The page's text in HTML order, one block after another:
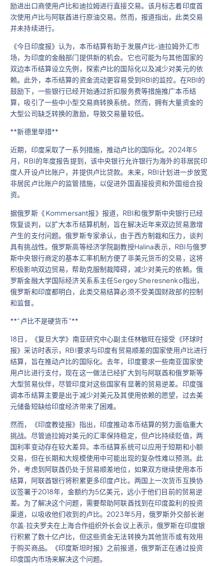
励进出口商使用卢比和迪拉姆进行直接交易。该月标志着印度首
次使用卢比与阿联酋进行原油交易。然而，报道指出，此类交易
并未持续进行。
《今日印度报》认为，本币结算有助于发展卢比-迪拉姆外汇市
场，为印度的金融部门提供新的机会。它也可能为与其他国家的
双边本币结算设立先例，探索卢比的国际化以及减少对美元的依
赖。此外，本币结算的资金流动更容易受到RBI的监控。在RBI的
鼓励下，一些银行已经开始通过折扣服务费等措施推广本币结
算，吸引了一些中小型交易商转换系统。然而，拥有大量资金的
大型公司缺乏转换的激励，导致交易量较低。
**新德里举措**
近期，印度采取了一系列措施，推动卢比的国际化。2024年5
月，RBI的年度报告提到，该中央银行允许银行为海外的非居民印
度人开设卢比账户，并提供卢比贷款。未来，RBI计划进一步放宽
非居民卢比账户的监管措施，以促进外国直接投资和外国组合投
资。
据俄罗斯《 Kommersant报》报道，RBI和俄罗斯中央银行已经
恢复谈判，以扩大本币结算机制，旨在解决近年来双边贸易激增
产生的支付问题。俄罗斯专家承认，由于西方制裁和压力，谈判
具有挑战性。俄罗斯高等经济学院副教授Halina表示，RBI与俄罗
斯中央银行商定的基本汇率机制方便了非美元货币的交易，这将
积极影响双边贸易，帮助克服制裁障碍，减少对美元的依赖。俄
罗斯金融大学国际经济关系系主任Sergey Sheresnenko指出，
俄罗斯和印度都明白，此类交易结算必须不受美国财政部的控制
和监督。
**“卢比不是硬货币”**
18日，《复旦大学》南亚研究中心副主任林敏旺在接受《环球时
报》采访时表示，RBI要求与印度有贸易顺差的国家使用卢比进行
结算，旨在推动卢比的国际化。去年，印度要求一些南亚国家使
用卢比进行支付，现在这一做法已经扩大到与阿联酋和俄罗斯等
大型贸易伙伴，尽管印度对这些国家有显著的贸易逆差。印度强
调本币结算主要是出于减少对美元及其使用依赖的愿望，过去美
元储备短缺给印度经济带来了困难。
然而，《印度教徒报》指出，印度推动本币结算的努力面临重大
挑战。尽管迪拉姆对美元的汇率保持稳定，但卢比持续贬值，两
国利率变动存在较大差异。本币结算系统可以应用于短期和小额
交易，但在长期和大规模使用中可能出现的复杂性难以预测。此
外，考虑到阿联酋仍处于贸易顺差地位，如果双方继续使用本币
结算，阿联酋银行将积累更多印度卢比。两国上一次货币互换协
议签署于2018年，金额约为5亿美元，远小于他们目前的贸易逆
差。为了解决这个问题，需要帮助阿联酋找到在印度盈利的投资
渠道，以吸收他们收到的卢比。2023年5月，俄罗斯外交部长谢
尔盖·拉夫罗夫在上海合作组织外长会议上表示，俄罗斯在印度银
行积累了数十亿卢比，但这些资金无法转换为其他货币或有效用
于购买商品。《印度斯坦时报》之前报道，俄罗斯正在通过投资
印度国内市场来解决这个问题。